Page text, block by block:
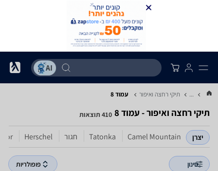
... תיקי רחצה ואיפור עמוד 8
תיקי רחצה ואיפור - עמוד 8 410 תוצאות
יצרן Camel Mountain
Tatonka חגור Herschel
סינון פופולריות